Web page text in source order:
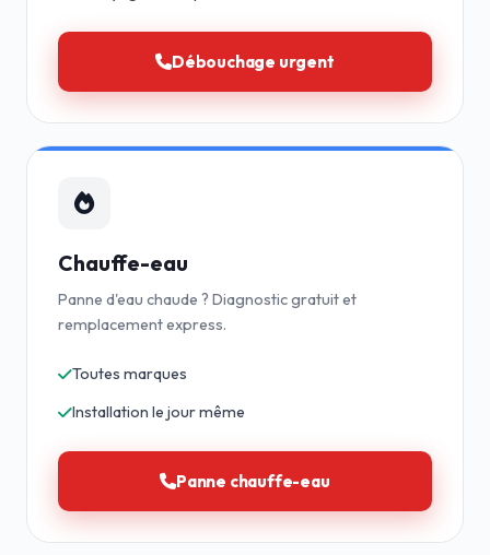
Débouchage urgent
Chauffe-eau
Panne d'eau chaude ? Diagnostic gratuit et
remplacement express.
Toutes marques
Installation le jour même
Panne chauffe-eau